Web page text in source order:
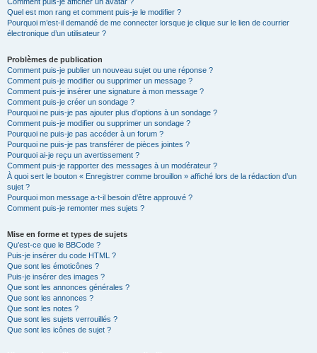
Quel est mon rang et comment puis-je le modifier ?
Pourquoi m’est-il demandé de me connecter lorsque je clique sur le lien de courrier
électronique d’un utilisateur ?
Problèmes de publication
Comment puis-je publier un nouveau sujet ou une réponse ?
Comment puis-je modifier ou supprimer un message ?
Comment puis-je insérer une signature à mon message ?
Comment puis-je créer un sondage ?
Pourquoi ne puis-je pas ajouter plus d’options à un sondage ?
Comment puis-je modifier ou supprimer un sondage ?
Pourquoi ne puis-je pas accéder à un forum ?
Pourquoi ne puis-je pas transférer de pièces jointes ?
Pourquoi ai-je reçu un avertissement ?
Comment puis-je rapporter des messages à un modérateur ?
À quoi sert le bouton « Enregistrer comme brouillon » affiché lors de la rédaction d’un
sujet ?
Pourquoi mon message a-t-il besoin d’être approuvé ?
Comment puis-je remonter mes sujets ?
Mise en forme et types de sujets
Qu’est-ce que le BBCode ?
Puis-je insérer du code HTML ?
Que sont les émoticônes ?
Puis-je insérer des images ?
Que sont les annonces générales ?
Que sont les annonces ?
Que sont les notes ?
Que sont les sujets verrouillés ?
Que sont les icônes de sujet ?